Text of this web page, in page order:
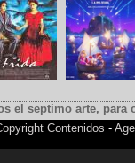
el septimo arte,
Contenidos -